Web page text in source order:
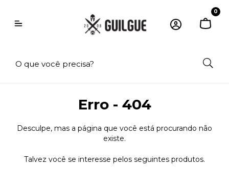
0
Erro - 404
Desculpe, mas a página que você está procurando não
existe.
Talvez você se interesse pelos seguintes produtos.